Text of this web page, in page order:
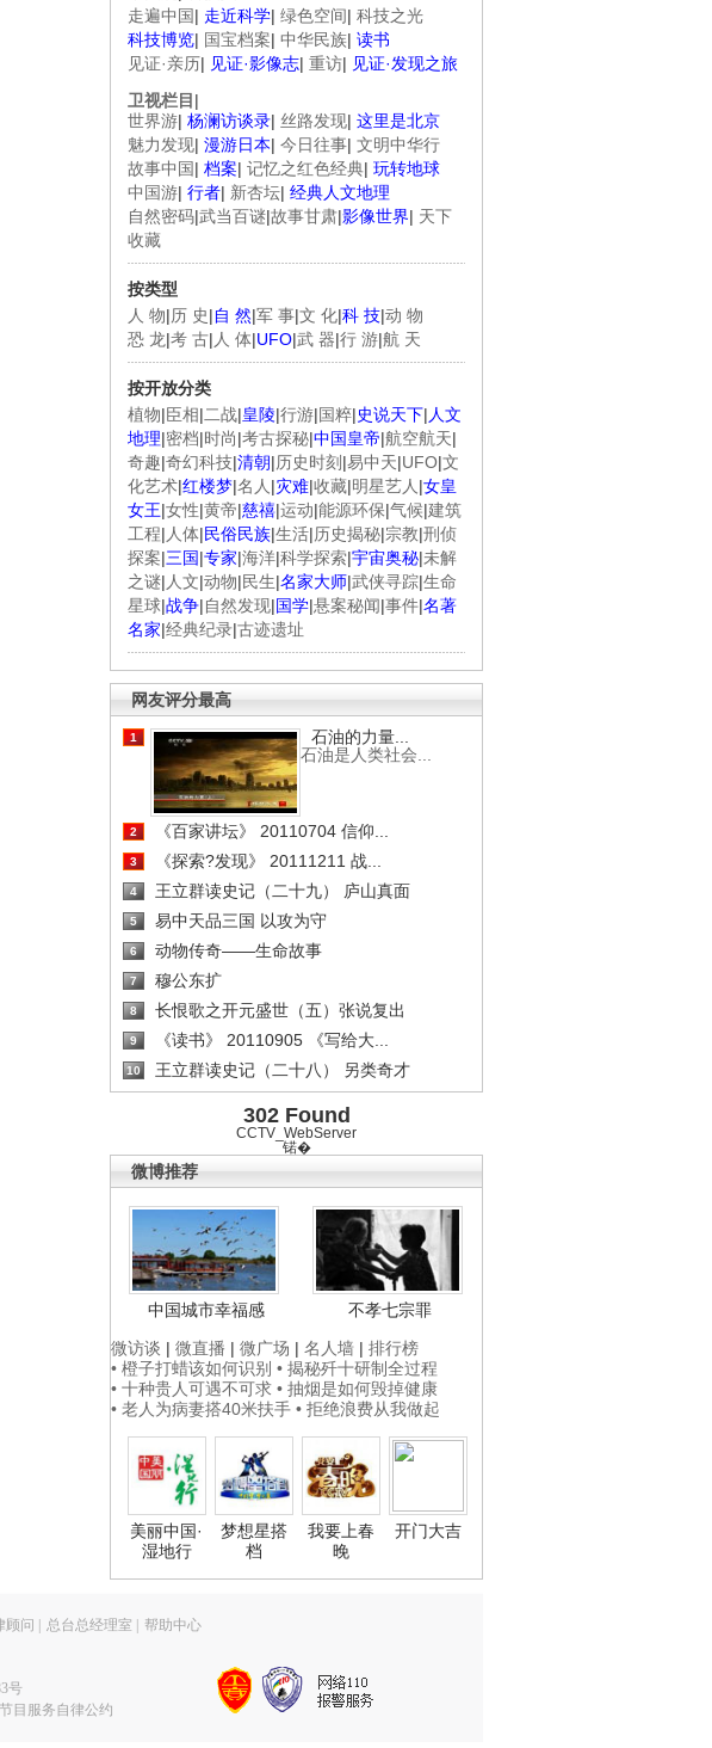
走遍中国| 走近科学| 绿色空间| 科技之光
科技博览| 国宝档案| 中华民族| 读书
见证·亲历| 见证·影像志| 重访| 见证·发现之旅
卫视栏目 |
世界游| 杨澜访谈录| 丝路发现| 这里是北京
魅力发现| 漫游日本| 今日往事| 文明中华行
故事中国| 档案| 记忆之红色经典| 玩转地球
中国游| 行者| 新杏坛| 经典人文地理
自然密码|武当百谜|故事甘肃|影像世界| 天下
收藏
按类型
人 物|历 史|自 然|军 事|文 化|科 技|动 物
恐 龙|考 古| 人 体|UFO|武 器|行 游|航 天
按开放分类
植物|臣相|二战|皇陵|行游|国粹|史说天下| 人文
地理|密档|时尚|考古探秘|中国皇帝|航空航天|
奇趣|奇幻科技|清朝|历史时刻 |易中天|UFO|文
化艺术|红楼梦|名人 |灾难|收藏|明星艺人 |女皇
女王|女性|黄帝|慈禧|运动|能源环保|气候|建筑
工程| 人体|民俗民族|生活|历史揭秘|宗教|刑侦
探案|三国|专家|海洋|科学探索|宇宙奥秘|未解
之谜| 人文|动物|民生|名家大师|武侠寻踪|生命
星球|战争|自然发现|国学|悬案秘闻|事件|名著
名家|经典纪录|古迹遗址
网友评分最高
1
石油的力量...
石油是人类社会...
2 《百家讲坛》 20110704 信仰...
3 《探索?发现》 20111211 战...
4 王立群读史记（二十九） 庐山真面
5 易中天品三国 以攻为守
6 动物传奇——生命故事
7 穆公东扩
8 长恨歌之开元盛世（五）张说复出
9 《读书》 20110905 《写给大...
10 王立群读史记（二十八） 另类奇才
302 Found
CCTV_WebServer
锘�
微博推荐
中国城市幸福感
不孝七宗罪
微访谈 | 微直播 | 微广场 | 名人墙 | 排行榜
• 橙子打蜡该如何识别 • 揭秘歼十研制全过程
• 十种贵人可遇不可求 • 抽烟是如何毁掉健康
• 老人为病妻搭40米扶手 • 拒绝浪费从我做起
美丽中国·
湿地行
梦想星搭
档
我要上春
晚
开门大吉
顾问 总台总经理室 帮助中心
号
目服务自律公约